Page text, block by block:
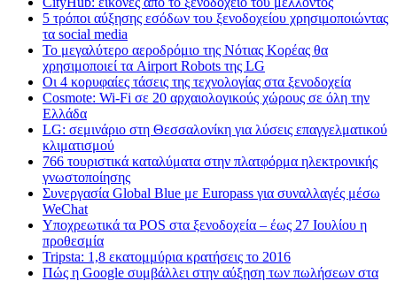
5 τρόποι αύξησης εσόδων του ξενοδοχείου χρησιμοποιώντας
τα social media
Το μεγαλύτερο αεροδρόμιο της Νότιας Κορέας θα
χρησιμοποιεί τα Airport Robots της LG
Οι 4 κορυφαίες τάσεις της τεχνολογίας στα ξενοδοχεία
Cosmote: Wi-Fi σε 20 αρχαιολογικούς χώρους σε όλη την
Ελλάδα
LG: σεμινάριο στη Θεσσαλονίκη για λύσεις επαγγελματικού
κλιματισμού
766 τουριστικά καταλύματα στην πλατφόρμα ηλεκτρονικής
γνωστοποίησης
Συνεργασία Global Blue με Europass για συναλλαγές μέσω
WeChat
Υποχρεωτικά τα POS στα ξενοδοχεία – έως 27 Ιουλίου η
προθεσμία
Tripsta: 1,8 εκατομμύρια κρατήσεις το 2016
Πώς η Google συμβάλλει στην αύξηση των πωλήσεων στα